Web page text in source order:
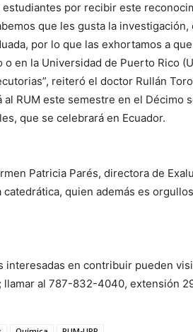
por recibir este
que les gusta la
por lo que las exhortamos a
o en la Universidad de Puerto Rico
reiteró el doctor Rullán
al RUM este semestre en el Décimo
que se celebrará en Ecuador.
Patricia Parés, directora de
catedrática, quien además es
interesadas en contribuir pueden
llamar al 787-832-4040, extensión